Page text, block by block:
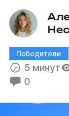
Победители
5 минут
0